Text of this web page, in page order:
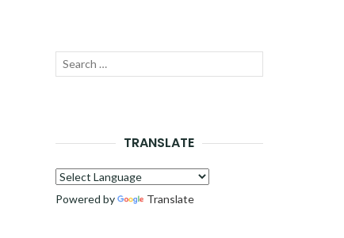
Recherche
TRANSLATE
Powered by Translate